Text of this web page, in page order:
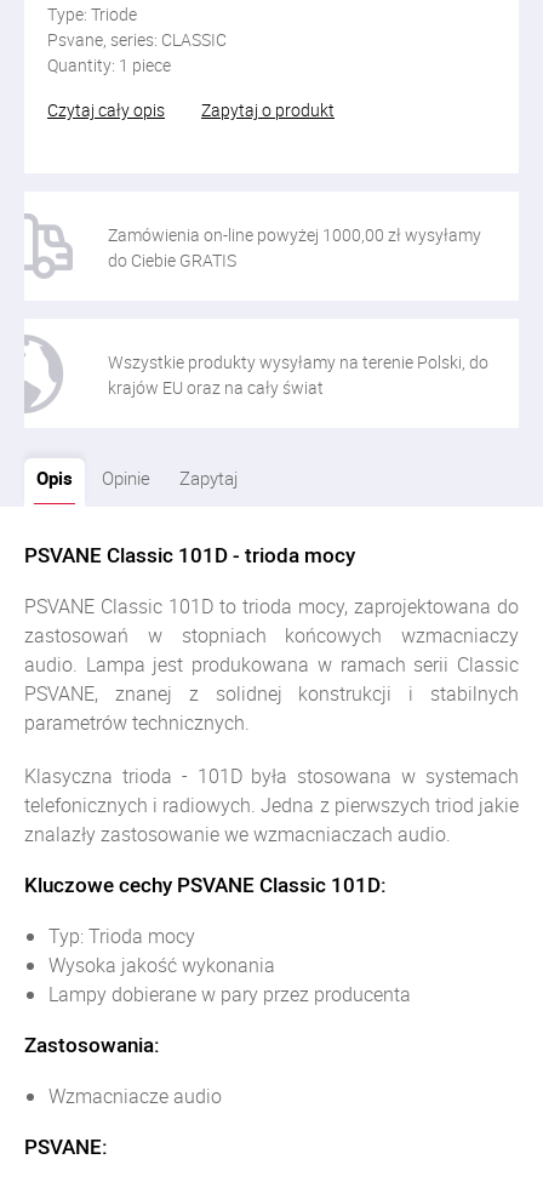
Type: Triode
Psvane, series: CLASSIC
Quantity: 1 piece
Czytaj cały opis
Zapytaj o produkt
Zamówienia on-line powyżej 1000,00 zł wysyłamy
do Ciebie GRATIS
Wszystkie produkty wysyłamy na terenie Polski, do
krajów EU oraz na cały świat
Opis Opinie Zapytaj
PSVANE Classic 101D - trioda mocy
PSVANE Classic 101D to trioda mocy, zaprojektowana do
zastosowań w stopniach końcowych wzmacniaczy
audio. Lampa jest produkowana w ramach serii Classic
PSVANE, znanej z solidnej konstrukcji i stabilnych
parametrów technicznych.
Klasyczna trioda - 101D była stosowana w systemach
telefonicznych i radiowych. Jedna z pierwszych triod jakie
znalazły zastosowanie we wzmacniaczach audio.
Kluczowe cechy PSVANE Classic 101D:
Typ: Trioda mocy
Wysoka jakość wykonania
Lampy dobierane w pary przez producenta
Zastosowania:
Wzmacniacze audio
PSVANE: